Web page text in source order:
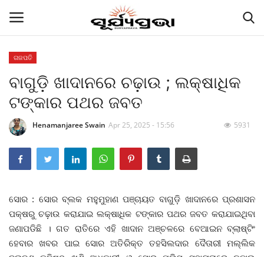
Contact
Gallery
E-paper
Famous Durga Puja From Odisha
ରାଜ୍ୟ
ରାଜନୀତି
ଗଜପତି
ବାଗୁଡ଼ି ଖାଦାନରେ ଚଢ଼ାଉ ; ଲକ୍ଷାଧିକ
ଟଙ୍କାର ପଥର ଜବତ
Henamanjaree Swain Apr 25, 2025 - 15:56 5931
ସୋର : ସୋର ବ୍ଲକ ମହୁମୁହାଣ ପଞ୍ଚାୟତ ବାଗୁଡ଼ି ଖାଦାନରେ ପ୍ରଶାସନ
ପକ୍ଷରୁ ଚଢ଼ାଉ କରାଯାଇ ଲକ୍ଷାଧିକ ଟଙ୍କାର ପଥର ଜବତ କରାଯାଇଥିବା
ଜଣାପଡିଛି । ଗତ ରାତିରେ ଏହି ଖାଦାନ ଅଞ୍ଚଳରେ ବେଆଇନ ବ୍ଲାଷ୍ଟିଂ
ହେବାର ଖବର ପାଇ ସୋର ଅତିରିକ୍ତ ତହସିଲଦାର ଦୈତାରୀ ମଲ୍ଲିକ